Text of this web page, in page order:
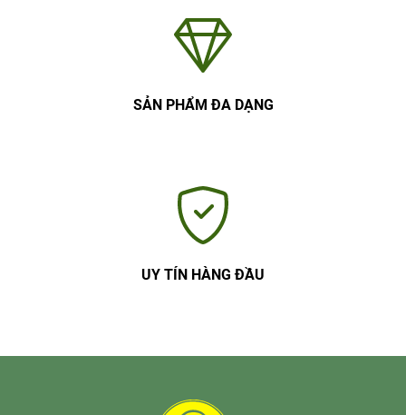
SẢN PHẨM ĐA DẠNG
UY TÍN HÀNG ĐẦU